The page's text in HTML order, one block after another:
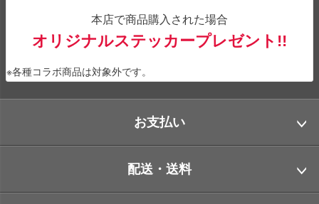
本店で商品購入された場合
オリジナルステッカープレゼント!!
※各種コラボ商品は対象外です。
お支払い
配送・送料